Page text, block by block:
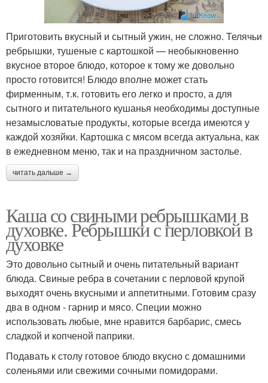
Приготовить вкусный и сытный ужин, не сложно. Телячьи
ребрышки, тушеные с картошкой — необыкновенно
вкусное второе блюдо, которое к тому же довольно
просто готовится! Блюдо вполне может стать
фирменным, т.к. готовить его легко и просто, а для
сытного и питательного кушанья необходимы доступные
незамысловатые продукты, которые всегда имеются у
каждой хозяйки. Картошка с мясом всегда актуальна, как
в ежедневном меню, так и на праздничном застолье.
читать дальше →
Каша со свиными ребрышками в
духовке. Ребрышки с перловкой в
духовке
Это довольно сытный и очень питательный вариант
блюда. Свиные ребра в сочетании с перловой крупой
выходят очень вкусными и аппетитными. Готовим сразу
два в одном - гарнир и мясо. Специи можно
использовать любые, мне нравится барбарис, смесь
сладкой и копченой паприки.
Подавать к столу готовое блюдо вкусно с домашними
соленьями или свежими сочными помидорами.